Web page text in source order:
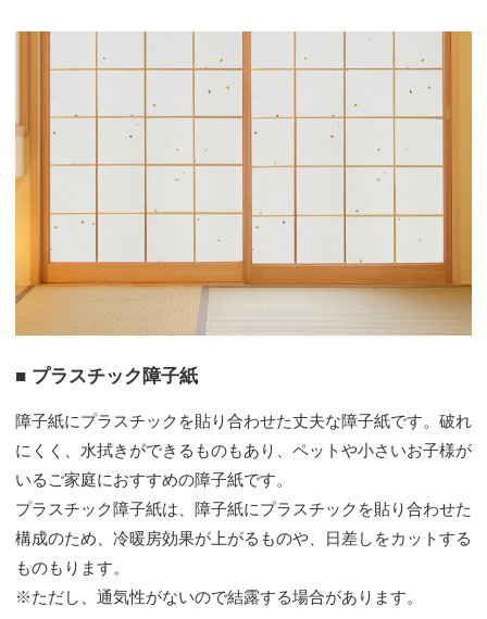
■ プラスチック障子紙
障子紙にプラスチックを貼り合わせた丈夫な障子紙です。破れ
にくく、水拭きができるものもあり、ペットや小さいお子様が
いるご家庭におすすめの障子紙です。
プラスチック障子紙は、障子紙にプラスチックを貼り合わせた
構成のため、冷暖房効果が上がるものや、日差しをカットする
ものもります。
※ただし、通気性がないので結露する場合があります。